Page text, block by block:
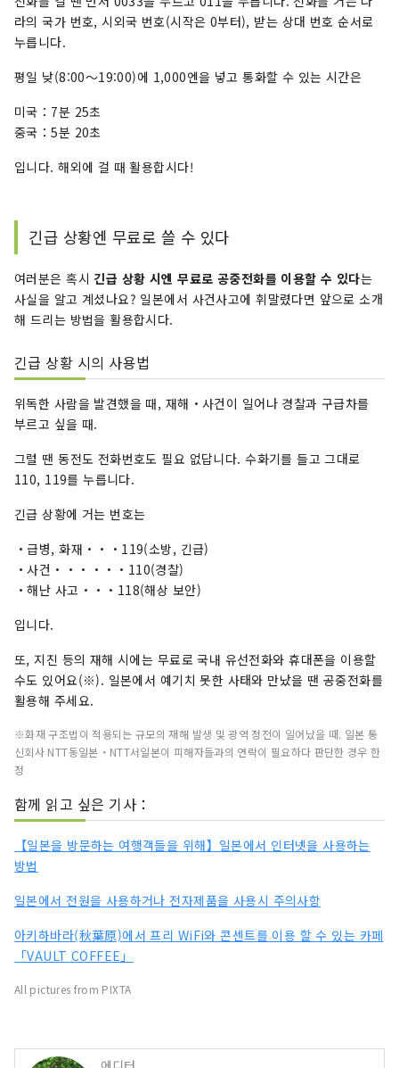
라의 국가 번호, 시외국 번호(시작은 0부터), 받는 상대 번호 순서로
누릅니다.
평일 낮(8:00～19:00)에 1,000엔을 넣고 통화할 수 있는 시간은
미국：7분 25초
중국：5분 20초
입니다. 해외에 걸 때 활용합시다!
긴급 상황엔 무료로 쓸 수 있다
여러분은 혹시 긴급 상황 시엔 무료로 공중전화를 이용할 수 있다는
사실을 알고 계셨나요? 일본에서 사건사고에 휘말렸다면 앞으로 소개
해 드리는 방법을 활용합시다.
긴급 상황 시의 사용법
위독한 사람을 발견했을 때, 재해・사건이 일어나 경찰과 구급차를
부르고 싶을 때.
그럴 땐 동전도 전화번호도 필요 없답니다. 수화기를 들고 그대로
110, 119를 누릅니다.
긴급 상황에 거는 번호는
・급병, 화재・・・119(소방, 긴급)
・사건・・・・・・110(경찰)
・해난 사고・・・118(해상 보안)
입니다.
또, 지진 등의 재해 시에는 무료로 국내 유선전화와 휴대폰을 이용할
수도 있어요(※). 일본에서 예기치 못한 사태와 만났을 땐 공중전화를
활용해 주세요.
※화재 구조법이 적용되는 규모의 재해 발생 및 광역 정전이 일어났을 때. 일본 통
신회사 NTT동일본・NTT서일본이 피해자들과의 연락이 필요하다 판단한 경우 한
정
함께 읽고 싶은 기사：
【일본을 방문하는 여행객들을 위해】일본에서 인터넷을 사용하는
방법
일본에서 전원을 사용하거나 전자제품을 사용시 주의사항
아키하바라(秋葉原)에서 프리 WiFi와 콘센트를 이용 할 수 있는 카페
「VAULT COFFEE」
All pictures from PIXTA